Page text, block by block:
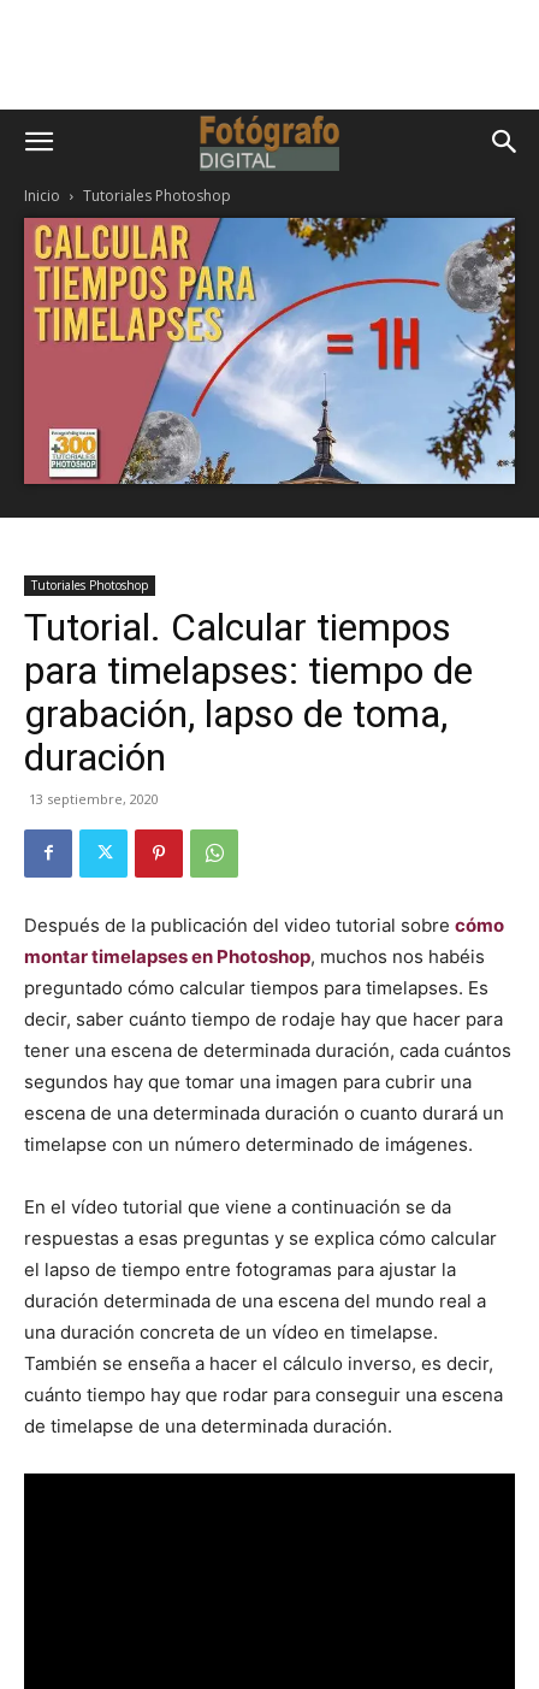
Inicio Tutoriales Photoshop
Tutoriales Photoshop
Tutorial. Calcular tiempos
para timelapses: tiempo de
grabación, lapso de toma,
duración
13 septiembre, 2020
Después de la publicación del video tutorial sobre cómo
montar timelapses en Photoshop, muchos nos habéis
preguntado cómo calcular tiempos para timelapses. Es
decir, saber cuánto tiempo de rodaje hay que hacer para
tener una escena de determinada duración, cada cuántos
segundos hay que tomar una imagen para cubrir una
escena de una determinada duración o cuanto durará un
timelapse con un número determinado de imágenes.
En el vídeo tutorial que viene a continuación se da
respuestas a esas preguntas y se explica cómo calcular
el lapso de tiempo entre fotogramas para ajustar la
duración determinada de una escena del mundo real a
una duración concreta de un vídeo en timelapse.
También se enseña a hacer el cálculo inverso, es decir,
cuánto tiempo hay que rodar para conseguir una escena
de timelapse de una determinada duración.